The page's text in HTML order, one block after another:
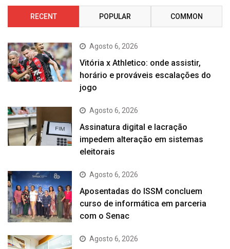
RECENT POPULAR COMMON
Agosto 6, 2026
Vitória x Athletico: onde assistir,
horário e prováveis escalações do
jogo
Agosto 6, 2026
Assinatura digital e lacração
impedem alteração em sistemas
eleitorais
Agosto 6, 2026
Aposentadas do ISSM concluem
curso de informática em parceria
com o Senac
Agosto 6, 2026